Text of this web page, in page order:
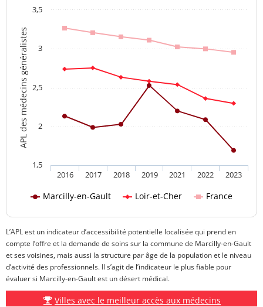
APL des médecins généralistes
Marcilly-en-Gault Loir-et-Cher France
2016 2017 2018 2019 2021 2022 2023
1,5
2
2,5
3
3,5
L’APL est un indicateur d’accessibilité potentielle localisée qui prend en
compte l’offre et la demande de soins sur la commune de Marcilly-en-Gault
et ses voisines, mais aussi la structure par âge de la population et le niveau
d’activité des professionnels. Il s’agit de l’indicateur le plus fiable pour
évaluer si Marcilly-en-Gault est un désert médical.
Villes avec le meilleur accès aux médecins